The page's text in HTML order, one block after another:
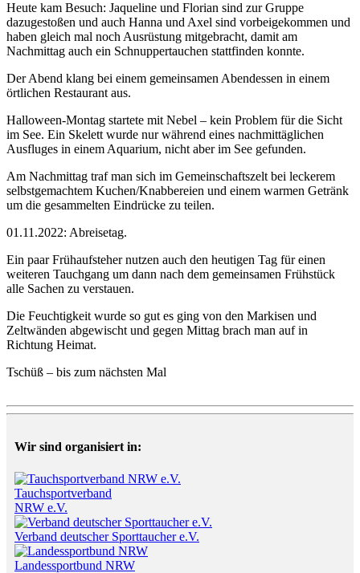
Heute kam Besuch: Jaqueline und Florian sind zur Gruppe
dazugestoßen und auch Hanna und Axel sind vorbeigekommen und
haben gleich mal noch Ausrüstung mitgebracht, damit am
Nachmittag auch ein Schnuppertauchen stattfinden konnte.
Der Abend klang bei einem gemeinsamen Abendessen in einem
örtlichen Restaurant aus.
Halloween-Montag startete mit Nebel – kein Problem für die Sicht
im See. Ein Skelett wurde nur während eines nachmittäglichen
Ausfluges in einem Aquarium, nicht aber im See gefunden.
Am Nachmittag traf man sich im Gemeinschaftszelt bei leckerem
selbstgemachtem Kuchen/Knabbereien und einem warmen Getränk
um die gesammelten Eindrücke zu teilen.
01.11.2022: Abreisetag.
Ein paar Frühaufsteher nutzen auch den heutigen Tag für einen
weiteren Tauchgang um dann nach dem gemeinsamen Frühstück
alle Sachen zu verstauen.
Die Feuchtigkeit wurde so gut es ging von den Markisen und
Zeltwänden abgewischt und gegen Mittag brach man auf in
Richtung Heimat.
Tschüß – bis zum nächsten Mal
Wir sind organisiert in:
Tauchsportverband
NRW e.V.
Verband deutscher Sporttaucher e.V.
Landessportbund NRW